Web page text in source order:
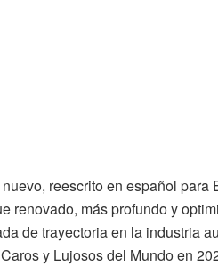
reescrito en español para
renovado, más profundo y
de trayectoria en la industria
y Lujosos del Mundo en